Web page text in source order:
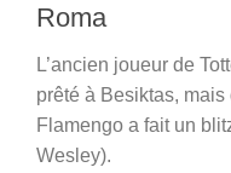
Roma
L’ancien joueur de
prêté à Besiktas,
Flamengo a fait un
Wesley).